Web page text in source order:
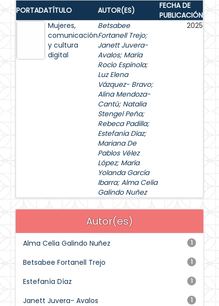
PORTADATÍTULO AUTOR(ES)
FECHA DE
PUBLICACIÓN
Mujeres,
comunicación
y cultura
digital
Betsabee
Fortanell Trejo;
Janett Juvera-
Avalos; María
Rocío Espínola;
Luz Elena
Vázquez- Bravo;
Alina Mendoza-
Cantú; Natalia
Stengel Peña;
Rebeca Padilla;
Estefanía Díaz;
Mariana De
Pablos Vélez
López; María
Yolanda García
Ibarra;Alma Celia
Galindo Nuñez
2025
Autor(es)
1
Alma Celia Galindo Nuñez
1
Betsabee Fortanell Trejo
1
Estefanía Díaz
1
Janett Juvera- Avalos